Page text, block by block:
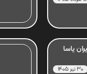
یاسا
30 تیر 1405